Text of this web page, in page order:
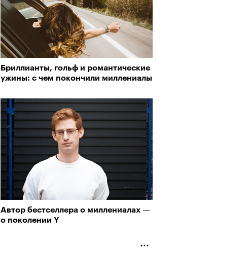
Бриллианты, гольф и романтические
ужины: с чем покончили миллениалы
Автор бестселлера о миллениалах —
о поколении Y